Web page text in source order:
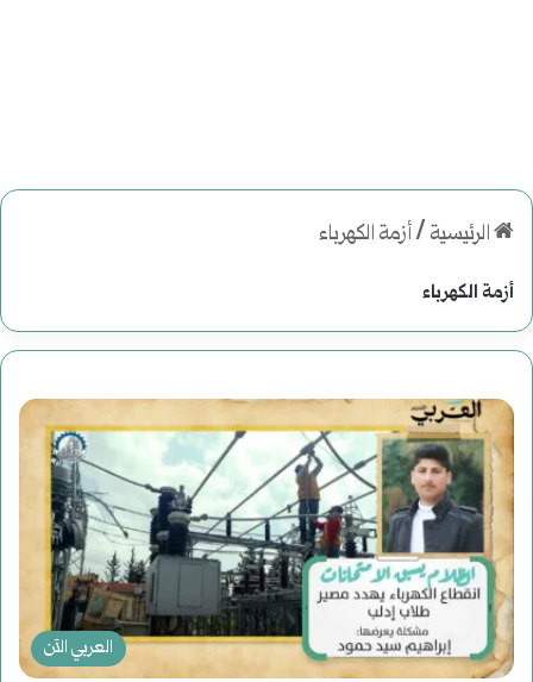
الرئيسية /أزمة الكهرباء
أزمة الكهرباء
العربي الآن